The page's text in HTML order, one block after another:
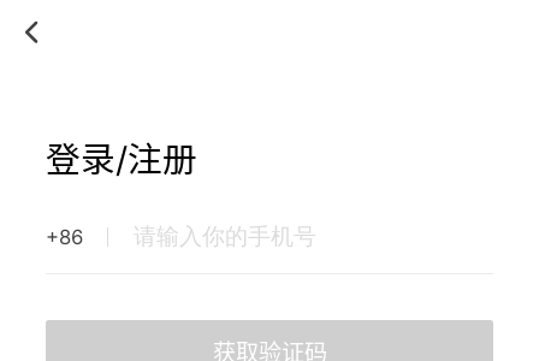
登录/注册
+86
获取验证码